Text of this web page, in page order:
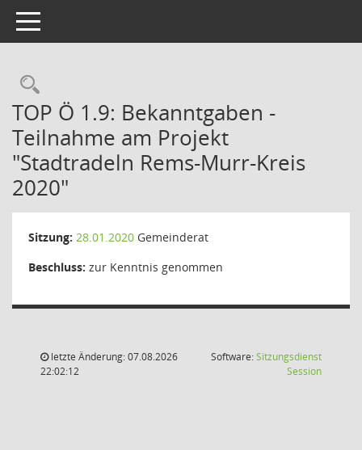
Toggle navigation
Rechercheauswahl
TOP Ö 1.9: Bekanntgaben -
Teilnahme am Projekt
"Stadtradeln Rems-Murr-Kreis
2020"
Sitzung: 28.01.2020 Gemeinderat
Beschluss: zur Kenntnis genommen
letzte Änderung: 07.08.2026
22:02:12
Software:Sitzungsdienst
Session(Wird in